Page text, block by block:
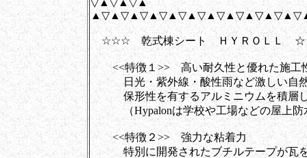
▽▲▽▲▽▲
☆☆☆ 乾式棟シート ＨＹＲＯＬＬ
<<特徴１>> 高い耐久性と優れた施工
日光・紫外線・酸性雨など激しい自然
保形性を有するアルミニウムを積層し
（Hypalonは学校や工場などの屋上防
<<特徴２>> 強力な粘着力
特別に開発されたブチルテープが瓦を